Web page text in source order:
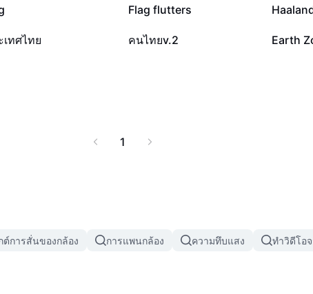
9K
Flag flutters 8.3K
เทศไทย 3.3K
คนไทยv.2 3.3K
Earth
1
ต์การสั่นของกล้อง การแพนกล้อง ความทึบแสง ทำวิดีโอ